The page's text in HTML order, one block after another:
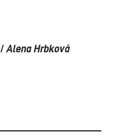
/Alena Hrbková